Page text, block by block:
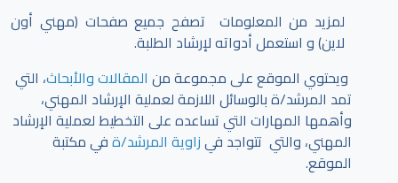
لمزيد من المعلومات تصفح جميع صفحات (مهني أون
لاين) و استعمل أدواته لإرشاد الطلبة.
ويحتوي الموقع على مجموعة من المقالات والأبحاث، التي
تمد المرشد/ة بالوسائل اللازمة لعملية الإرشاد المهني،
وأهمها المهارات التي تساعده على التخطيط لعملية الإرشاد
المهني، والتي تتواجد فيزاوية المرشد/ةفي مكتبة
الموقع.